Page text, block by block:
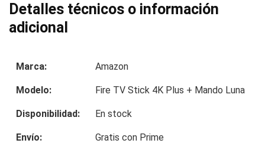
Detalles técnicos o información
adicional
Marca: Amazon
Modelo: Fire TV Stick 4K Plus + Mando Luna
Disponibilidad: En stock
Envío: Gratis con Prime